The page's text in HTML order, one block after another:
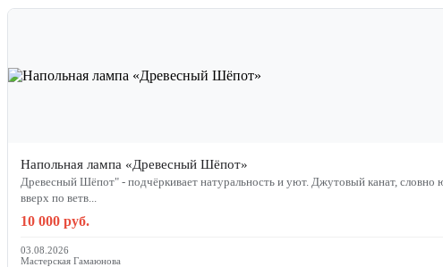
Напольная лампа «Древесный Шёпот»
Древесный Шёпот" - подчёркивает натуральность и уют. Джутовый канат, словно юная лоза, устремляется
вверх по ветв...
10 000 руб.
03.08.2026
Мастерская Гамаюнова